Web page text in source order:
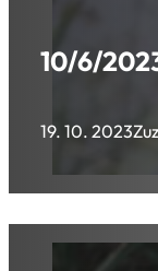
10/6/
19. 10. 2023